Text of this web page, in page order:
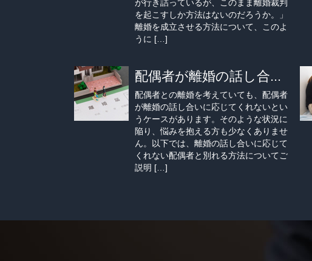
が行き詰っているが、このまま離婚裁判
を起こすしか方法はないのだろうか。」
離婚を成立させる方法について、このよ
うに […]
配偶者が離婚の話し合...
配偶者との離婚を考えていても、配偶者
が離婚の話し合いに応じてくれないとい
うケースがあります。そのような状況に
陥り、悩みを抱える方も少なくありませ
ん。以下では、離婚の話し合いに応じて
くれない配偶者と別れる方法についてご
説明 […]